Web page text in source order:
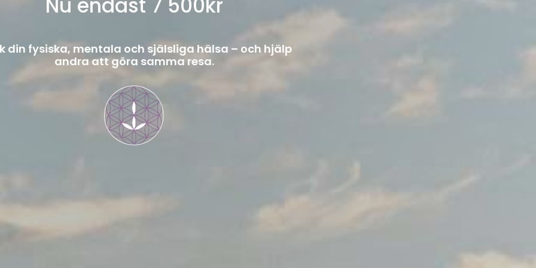
Nu endast 7 500kr
din fysiska, mentala och själsliga hälsa – och hjälp
andra att göra samma resa.